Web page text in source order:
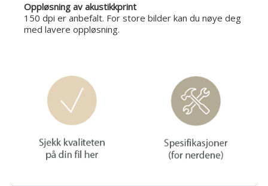
Oppløsning av akustikkprint
150 dpi er anbefalt. For store bilder kan du nøye deg
med lavere oppløsning.